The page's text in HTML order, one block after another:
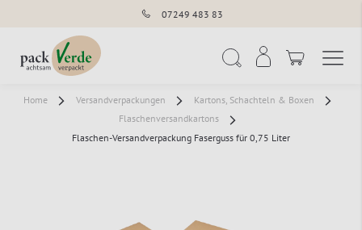
07249 483 83
Home Versandverpackungen
Kartons, Schachteln & Boxen
Flaschenversandkartons
Flaschen-Versandverpackung Faserguss für 0,75 Liter